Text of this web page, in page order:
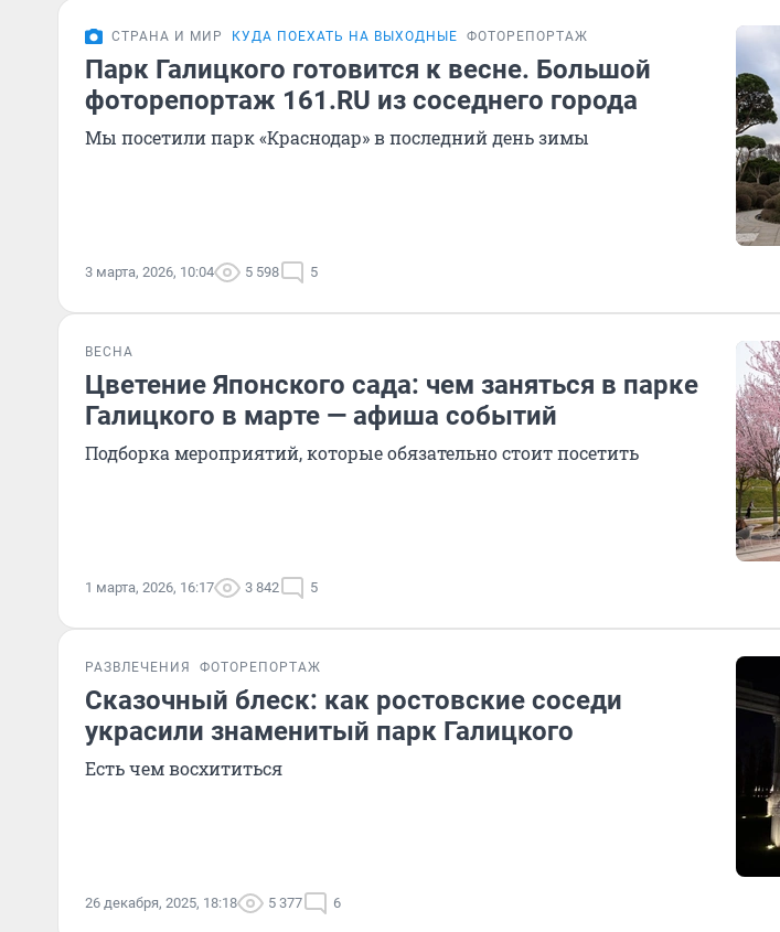
СТРАНА И МИР КУДА ПОЕХАТЬ НА ВЫХОДНЫЕ ФОТОРЕПОРТАЖ
Парк Галицкого готовится к весне. Большой
фоторепортаж 161.RU из соседнего города
Мы посетили парк «Краснодар» в последний день зимы
3 марта, 2026, 10:04 5 598 5
ВЕСНА
Цветение Японского сада: чем заняться в парке
Галицкого в марте — афиша событий
Подборка мероприятий, которые обязательно стоит посетить
1 марта, 2026, 16:17 3 842 5
РАЗВЛЕЧЕНИЯ ФОТОРЕПОРТАЖ
Сказочный блеск: как ростовские соседи
украсили знаменитый парк Галицкого
Есть чем восхититься
26 декабря, 2025, 18:18 5 377 6